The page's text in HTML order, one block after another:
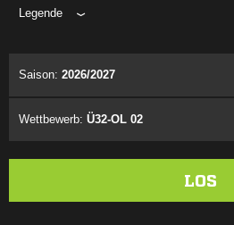
Legende
Saison: 2026/2027
Wettbewerb: Ü32-OL 02
LOS